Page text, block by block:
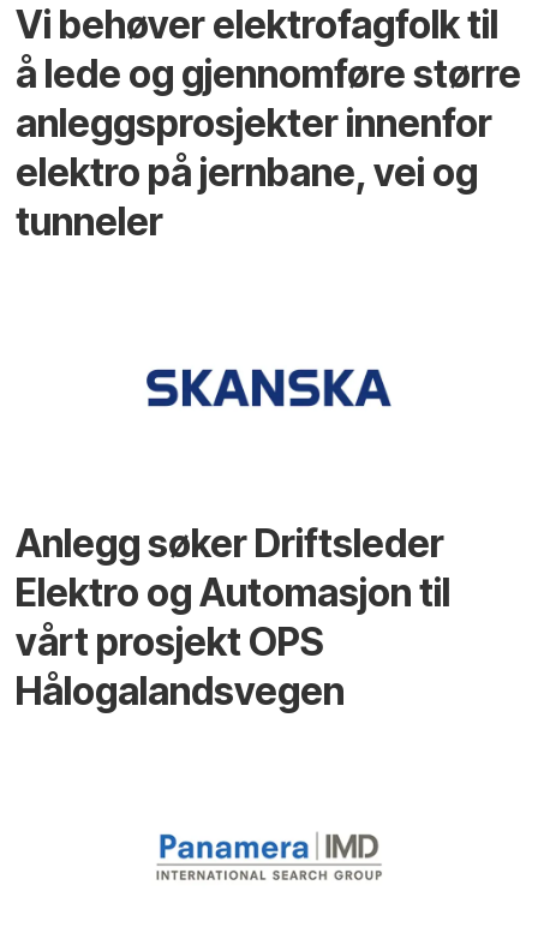
Vi behøver elektrofagfolk til
å lede og gjennomføre større
anleggsprosjekter innenfor
elektro på jernbane, vei og
tunneler
Anlegg søker Driftsleder
Elektro og Automasjon til
vårt prosjekt OPS
Hålogalandsvegen